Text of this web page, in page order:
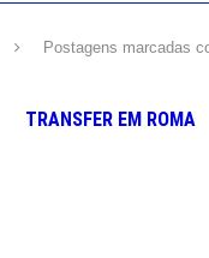
Postagens marcadas
TRANSFER EM ROMA